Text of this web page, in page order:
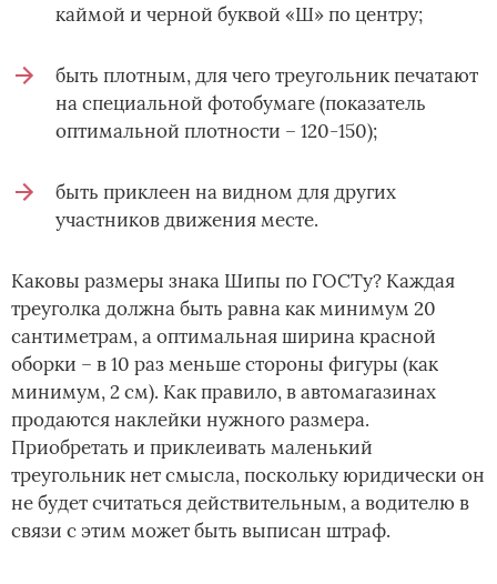
каймой и черной буквой «Ш» по центру;
быть плотным, для чего треугольник печатают
на специальной фотобумаге (показатель
оптимальной плотности – 120-150);
быть приклеен на видном для других
участников движения месте.
Каковы размеры знака Шипы по ГОСТу? Каждая
треуголка должна быть равна как минимум 20
сантиметрам, а оптимальная ширина красной
оборки – в 10 раз меньше стороны фигуры (как
минимум, 2 см). Как правило, в автомагазинах
продаются наклейки нужного размера.
Приобретать и приклеивать маленький
треугольник нет смысла, поскольку юридически он
не будет считаться действительным, а водителю в
связи с этим может быть выписан штраф.